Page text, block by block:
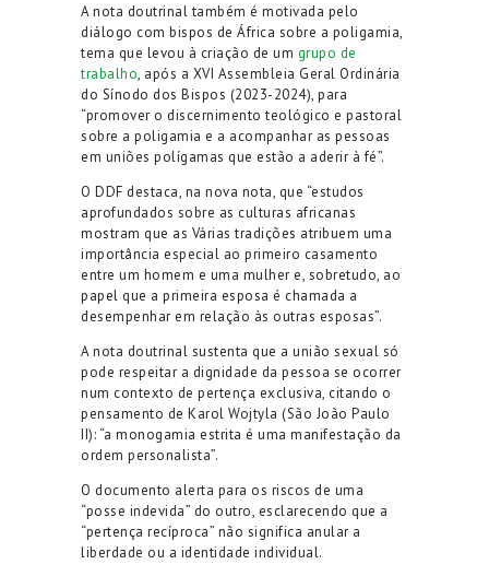
A nota doutrinal também é motivada pelo
diálogo com bispos de África sobre a poligamia,
tema que levou à criação de um grupo de
trabalho, após a XVI Assembleia Geral Ordinária
do Sínodo dos Bispos (2023-2024), para
“promover o discernimento teológico e pastoral
sobre a poligamia e a acompanhar as pessoas
em uniões polígamas que estão a aderir à fé”.
O DDF destaca, na nova nota, que “estudos
aprofundados sobre as culturas africanas
mostram que as Várias tradições atribuem uma
importância especial ao primeiro casamento
entre um homem e uma mulher e, sobretudo, ao
papel que a primeira esposa é chamada a
desempenhar em relação às outras esposas”.
A nota doutrinal sustenta que a união sexual só
pode respeitar a dignidade da pessoa se ocorrer
num contexto de pertença exclusiva, citando o
pensamento de Karol Wojtyla (São João Paulo
II): “a monogamia estrita é uma manifestação da
ordem personalista”.
O documento alerta para os riscos de uma
“posse indevida” do outro, esclarecendo que a
“pertença recíproca” não significa anular a
liberdade ou a identidade individual.